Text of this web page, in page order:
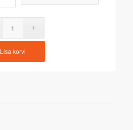
Lisa korvi